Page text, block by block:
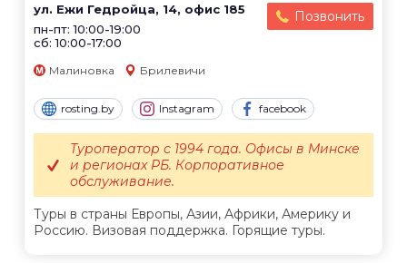
ул. Ежи Гедройца, 14, офис 185
пн-пт: 10:00-19:00
сб: 10:00-17:00
Позвонить
Малиновка Брилевичи
rosting.by Instagram facebook
Туры в страны Европы, Азии, Африки, Америку и
Россию. Визовая поддержка. Горящие туры.
Туроператор с 1994 года. Офисы в Минске
и регионах РБ. Корпоративное
обслуживание.